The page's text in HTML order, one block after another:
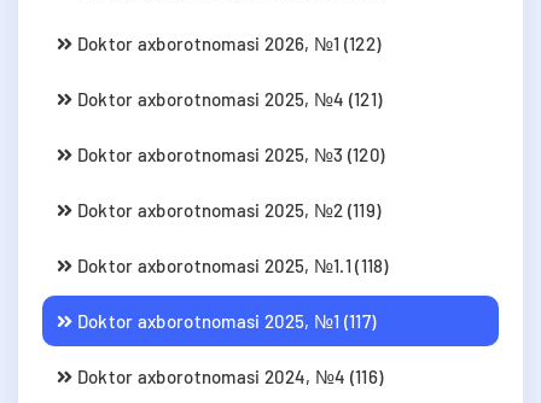
Doktor axborotnomasi 2026, №1 (122)
Doktor axborotnomasi 2025, №4 (121)
Doktor axborotnomasi 2025, №3 (120)
Doktor axborotnomasi 2025, №2 (119)
Doktor axborotnomasi 2025, №1.1 (118)
Doktor axborotnomasi 2025, №1 (117)
Doktor axborotnomasi 2024, №4 (116)